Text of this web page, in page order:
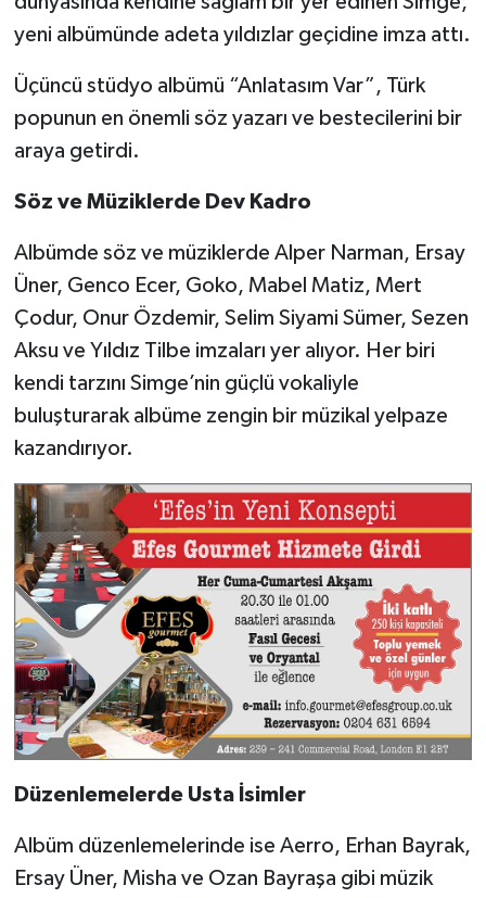
yeni albümünde adeta yıldızlar geçidine imza attı.
Üçüncü stüdyo albümü “Anlatasım Var”, Türk
popunun en önemli söz yazarı ve bestecilerini bir
araya getirdi.
Söz ve Müziklerde Dev Kadro
Albümde söz ve müziklerde Alper Narman, Ersay
Üner, Genco Ecer, Goko, Mabel Matiz, Mert
Çodur, Onur Özdemir, Selim Siyami Sümer, Sezen
Aksu ve Yıldız Tilbe imzaları yer alıyor. Her biri
kendi tarzını Simge’nin güçlü vokaliyle
buluşturarak albüme zengin bir müzikal yelpaze
kazandırıyor.
Düzenlemelerde Usta İsimler
Albüm düzenlemelerinde ise Aerro, Erhan Bayrak,
Ersay Üner, Misha ve Ozan Bayraşa gibi müzik